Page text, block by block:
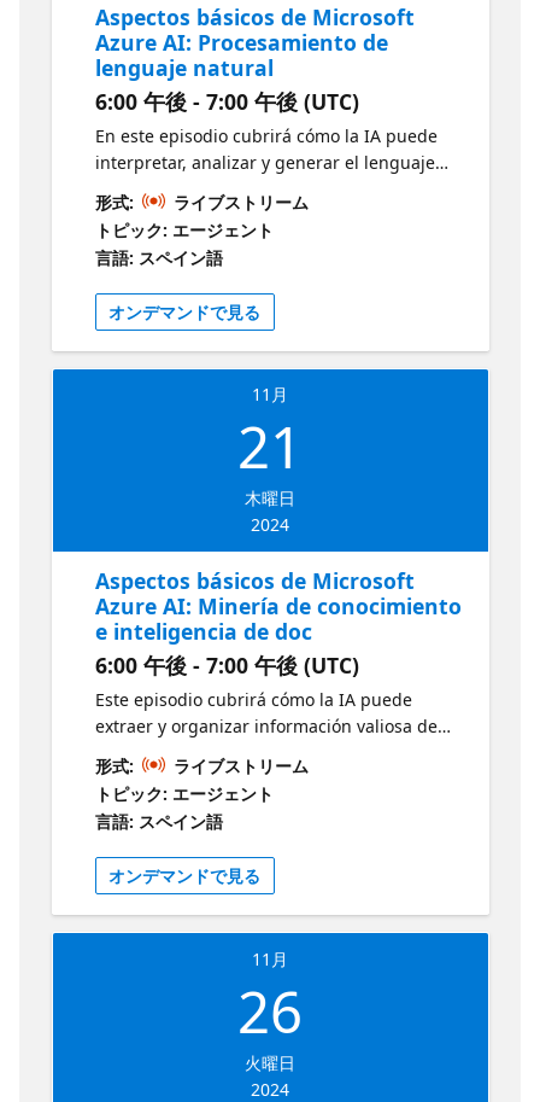
Aspectos básicos de Microsoft
Azure AI: Procesamiento de
lenguaje natural
6:00 午後 - 7:00 午後 (UTC)
En este episodio cubrirá cómo la IA puede
interpretar, analizar y generar el lenguaje
humano. Explora los servicios de Azure que
facilitan el procesamiento de texto, voz y
lenguaje natural, así como sus aplicaciones
prácticas en chatbots, análisis de
sentimientos y traducción automática.
Objetivos: Aspectos básicos de Voz de Azure
AI Fundamentos de la traducción de idiomas
Guía de estudio del examen AI-900
形式:
ライブストリーム
トピック: エージェント
言語: スペイン語
オンデマンドで見る
11月
21
木曜日
2024
Aspectos básicos de Microsoft
Azure AI: Minería de conocimiento
e inteligencia de doc
6:00 午後 - 7:00 午後 (UTC)
Este episodio cubrirá cómo la IA puede
extraer y organizar información valiosa de
los documentos. Explora técnicas para
procesar grandes volúmenes de datos
textuales, identificando patrones e ideas
ocultos. Además, demuestra cómo utilizar las
herramientas de Azure para automatizar el
análisis de documentos y las tareas de
gestión en chatbots, análisis de opiniones y
traducción automática. Objetivos: Aspectos
básicos de Documento de inteligencia de
Azure AI -Aspectos básicos de Minería de
conocimiento y Búsqueda de Azure AI Guía
形式:
ライブストリーム
トピック: エージェント
言語: スペイン語
オンデマンドで見る
11月
26
火曜日
2024